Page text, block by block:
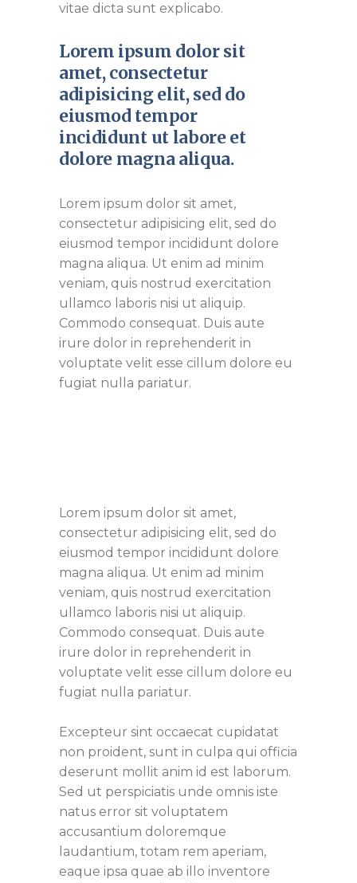
vitae dicta sunt explicabo.
Lorem ipsum dolor sit
amet, consectetur
adipisicing elit, sed do
eiusmod tempor
incididunt ut labore et
dolore magna aliqua.
Lorem ipsum dolor sit amet,
consectetur adipisicing elit, sed do
eiusmod tempor incididunt dolore
magna aliqua. Ut enim ad minim
veniam, quis nostrud exercitation
ullamco laboris nisi ut aliquip.
Commodo consequat. Duis aute
irure dolor in reprehenderit in
voluptate velit esse cillum dolore eu
fugiat nulla pariatur.
Lorem ipsum dolor sit amet,
consectetur adipisicing elit, sed do
eiusmod tempor incididunt dolore
magna aliqua. Ut enim ad minim
veniam, quis nostrud exercitation
ullamco laboris nisi ut aliquip.
Commodo consequat. Duis aute
irure dolor in reprehenderit in
voluptate velit esse cillum dolore eu
fugiat nulla pariatur.
Excepteur sint occaecat cupidatat
non proident, sunt in culpa qui officia
deserunt mollit anim id est laborum.
Sed ut perspiciatis unde omnis iste
natus error sit voluptatem
accusantium doloremque
laudantium, totam rem aperiam,
eaque ipsa quae ab illo inventore